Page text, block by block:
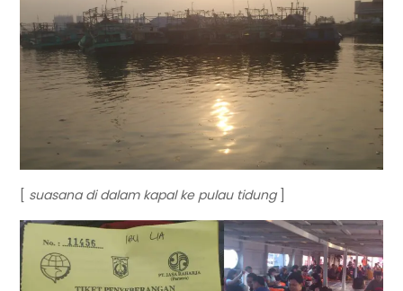
[ suasana di dalam kapal ke pulau tidung ]